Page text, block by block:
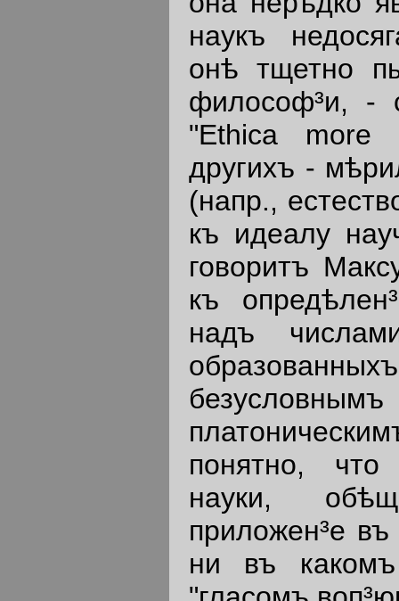
наукъ
онѣ тщетно
философ³и, -
"Ethica more
другихъ -
(напр.,
къ идеалу
говоритъ
къ
надъ
понятно, что
науки,
приложен³е
ни въ